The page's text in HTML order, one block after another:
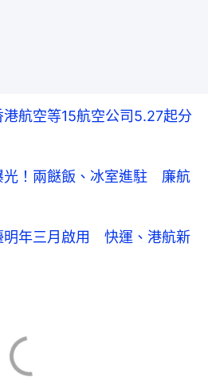
航空等15航空公司5.27起分
光！兩餸飯、冰室進駐 廉航
明年三月啟用 快運、港航新